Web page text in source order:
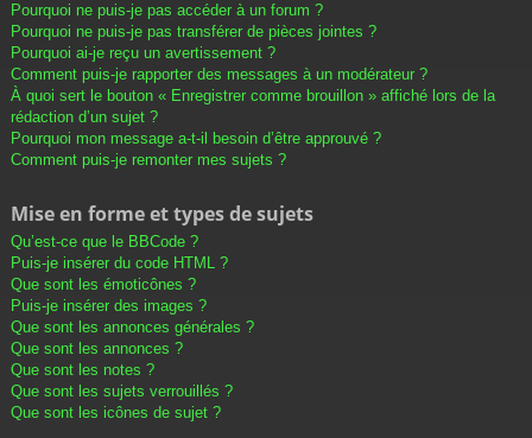
Pourquoi ne puis-je pas accéder à un forum ?
Pourquoi ne puis-je pas transférer de pièces jointes ?
Pourquoi ai-je reçu un avertissement ?
Comment puis-je rapporter des messages à un modérateur ?
À quoi sert le bouton « Enregistrer comme brouillon » affiché lors de la
rédaction d’un sujet ?
Pourquoi mon message a-t-il besoin d’être approuvé ?
Comment puis-je remonter mes sujets ?
Mise en forme et types de sujets
Qu’est-ce que le BBCode ?
Puis-je insérer du code HTML ?
Que sont les émoticônes ?
Puis-je insérer des images ?
Que sont les annonces générales ?
Que sont les annonces ?
Que sont les notes ?
Que sont les sujets verrouillés ?
Que sont les icônes de sujet ?